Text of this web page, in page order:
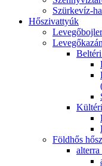
Szürkevíz-
Hőszivattyúk
Földhős